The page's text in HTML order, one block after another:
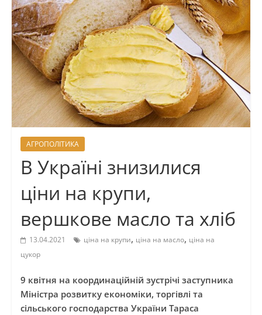
АГРОПОЛІТИКА
В Україні знизилися
ціни на крупи,
вершкове масло та хліб
13.04.2021 ціна на крупи, ціна на масло, ціна на
цукор
9 квітня на координаційній зустрічі заступника
Міністра розвитку економіки, торгівлі та
сільського господарства України Тараса